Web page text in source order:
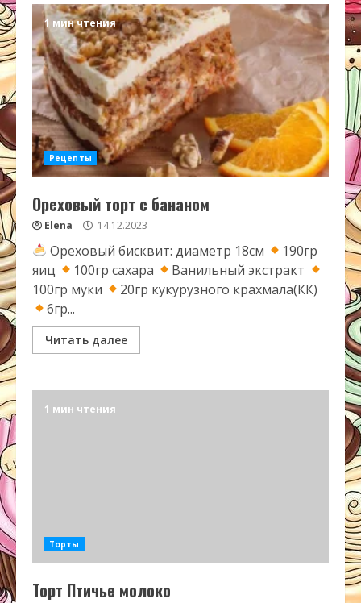
1 мин чтения
Рецепты
Ореховый торт с бананом
Elena 14.12.2023
Ореховый бисквит: диаметр 18см
190гр
яиц
100гр сахара
Ванильный экстракт
100гр муки
20гр кукурузного крахмала(КК)
6гр...
Читать далее
1 мин чтения
Торты
Торт Птичье молоко